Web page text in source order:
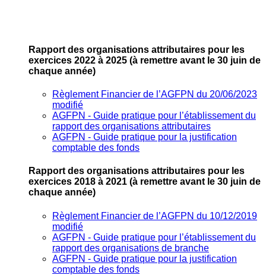
Rapport des organisations attributaires pour les
exercices 2022 à 2025 (à remettre avant le 30 juin de
chaque année)
Règlement Financier de l’AGFPN du 20/06/2023
modifié
AGFPN ‐ Guide pratique pour l’établissement du
rapport des organisations attributaires
AGFPN ‐ Guide pratique pour la justification
comptable des fonds
Rapport des organisations attributaires pour les
exercices 2018 à 2021 (à remettre avant le 30 juin de
chaque année)
Règlement Financier de l’AGFPN du 10/12/2019
modifié
AGFPN ‐ Guide pratique pour l’établissement du
rapport des organisations de branche
AGFPN ‐ Guide pratique pour la justification
comptable des fonds